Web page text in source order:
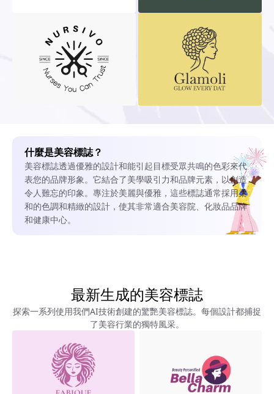
免費工具
什麼是美容標誌？
美容標誌透過優雅的設計和能引起目標受眾共鳴的色彩來代
表您的品牌形象。它結合了美學吸引力和品牌元素，以創造
令人難忘的印象。專注於美麗與優雅，這些標誌通常採用柔
和的色調和精緻的設計，使其非常適合美容院、化妝品品牌
和健康中心。
最新生成的美容標誌
探索一系列使用我們AI技術創建的驚艷美容標誌。每個設計都捕捉
了美容行業的獨特風采。